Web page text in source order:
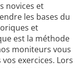
novices et
les bases du
et
est la méthode
moniteurs vous
exercices. Lors